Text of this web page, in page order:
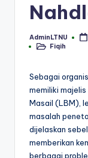
Posted
by
AdminLTNU
PostedFiqih
Sebagai
memiliki
Masail (LBM),
masalah
dijelaskan
memberikan
berbagai